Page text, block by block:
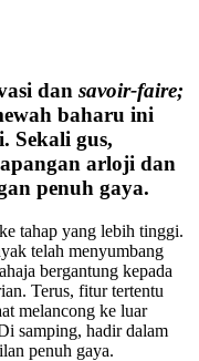
dan savoir-faire;
baharu ini
Sekali gus,
arloji dan
penuh gaya.
tahap yang lebih tinggi.
telah menyumbang
bergantung kepada
Terus, fitur tertentu
melancong ke luar
samping, hadir dalam
penuh gaya.